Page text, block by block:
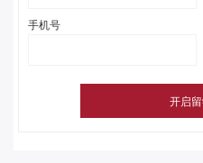
手机号